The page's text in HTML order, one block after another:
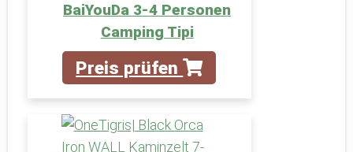
BaiYouDa 3-4 Personen
Camping Tipi
Preis prüfen